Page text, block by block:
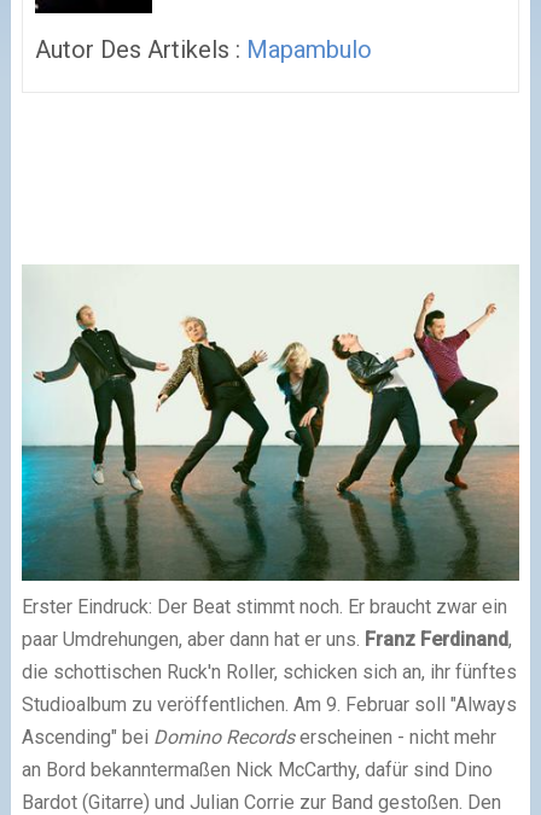
Autor Des Artikels : Mapambulo
Erster Eindruck: Der Beat stimmt noch. Er braucht zwar ein
paar Umdrehungen, aber dann hat er uns. Franz Ferdinand,
die schottischen Ruck'n Roller, schicken sich an, ihr fünftes
Studioalbum zu veröffentlichen. Am 9. Februar soll "Always
Ascending" bei Domino Recordserscheinen - nicht mehr
an Bord bekanntermaßen Nick McCarthy, dafür sind Dino
Bardot (Gitarre) und Julian Corrie zur Band gestoßen. Den